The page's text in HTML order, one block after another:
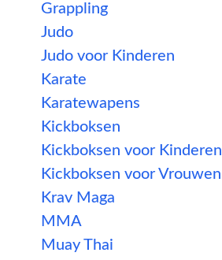
Grappling
Judo
Judo voor Kinderen
Karate
Karatewapens
Kickboksen
Kickboksen voor Kinderen
Kickboksen voor Vrouwen
Krav Maga
MMA
Muay Thai